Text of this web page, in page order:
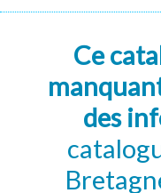
Ce
des